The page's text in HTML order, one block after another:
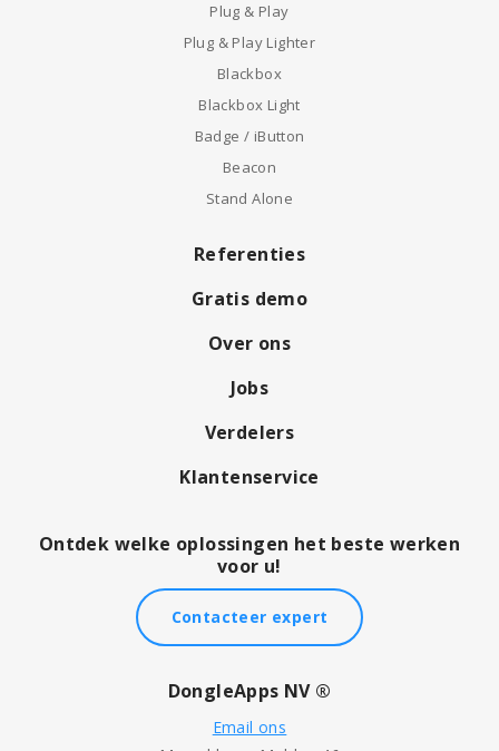
Plug & Play
Plug & Play Lighter
Blackbox
Blackbox Light
Badge / iButton
Beacon
Stand Alone
Referenties
Gratis demo
Over ons
Jobs
Verdelers
Klantenservice
Ontdek welke oplossingen het beste werken
voor u!
Contacteer expert
DongleApps NV ®
Email ons